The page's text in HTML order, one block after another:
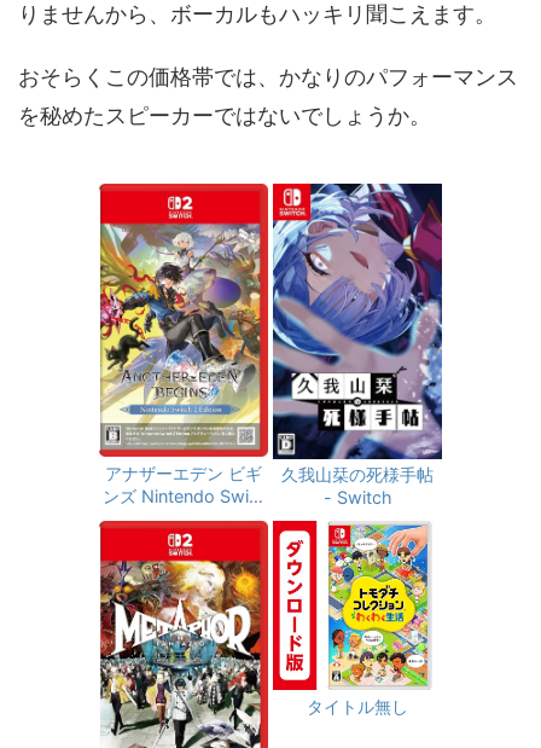
りませんから、ボーカルもハッキリ聞こえます。
おそらくこの価格帯では、かなりのパフォーマンス
を秘めたスピーカーではないでしょうか。
アナザーエデン ビギ
ンズ Nintendo Switc
h 2 Edition -Switch
2 【初回同梱物】ア
ナザーエデン 時空を
超える猫 で使える シ
リアルコードチラシ
同梱
久我山栞の死様手帖
- Switch
タイトル無し